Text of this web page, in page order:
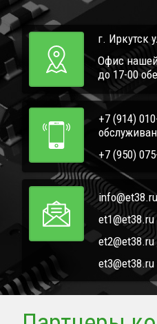
г. Иркутск
Офис
до 17-00
+7 (914)
+7 (950)